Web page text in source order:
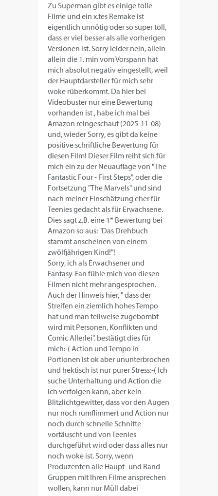
Zu Superman gibt es einige tolle
Filme und ein x.tes Remake ist
eigentlich unnötig oder so super toll,
dass er viel besser als alle vorherigen
Versionen ist. Sorry leider nein, allein
allein die 1. min vom Vorspann hat
mich absolut negativ eingestellt, weil
der Hauptdarsteller für mich sehr
woke rüberkommt. Da hier bei
Videobuster nur eine Bewertung
vorhanden ist , habe ich mal bei
Amazon reingeschaut (2025-11-08)
und, wieder Sorry, es gibt da keine
positive schriftliche Bewertung für
diesen Film! Dieser Film reiht sich für
mich ein zu der Neuauflage von "The
Fantastic Four - First Steps", oder die
Fortsetzung "The Marvels" und sind
nach meiner Einschätzung eher für
Teenies gedacht als für Erwachsene.
Dies sagt z.B. eine 1* Bewertung bei
Amazon so aus: "Das Drehbuch
stammt anscheinen von einem
zwölfjährigen Kind!"!
Sorry, ich als Erwachsener und
Fantasy-Fan fühle mich von diesen
Filmen nicht mehr angesprochen.
Auch der Hinweis hier, " dass der
Streifen ein ziemlich hohes Tempo
hat und man teilweise zugebombt
wird mit Personen, Konflikten und
Comic Allerlei". bestätigt dies für
mich:-( Action und Tempo in
Portionen ist ok aber ununterbrochen
und hektisch ist nur purer Stress:-( Ich
suche Unterhaltung und Action die
ich verfolgen kann, aber kein
Blitzlichtgewitter, dass vor den Augen
nur noch rumflimmert und Action nur
noch durch schnelle Schnitte
vortäuscht und von Teenies
durchgeführt wird oder dass alles nur
noch woke ist. Sorry, wenn
Produzenten alle Haupt- und Rand-
Gruppen mit Ihren Filme ansprechen
wollen, kann nur Müll dabei